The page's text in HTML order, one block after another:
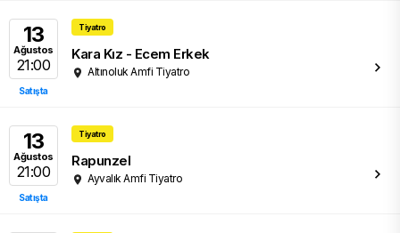
13
Ağustos
21:00
Satışta
Tiyatro
Kara Kız - Ecem Erkek
Altınoluk Amfi Tiyatro
13
Ağustos
21:00
Satışta
Tiyatro
Rapunzel
Ayvalık Amfi Tiyatro